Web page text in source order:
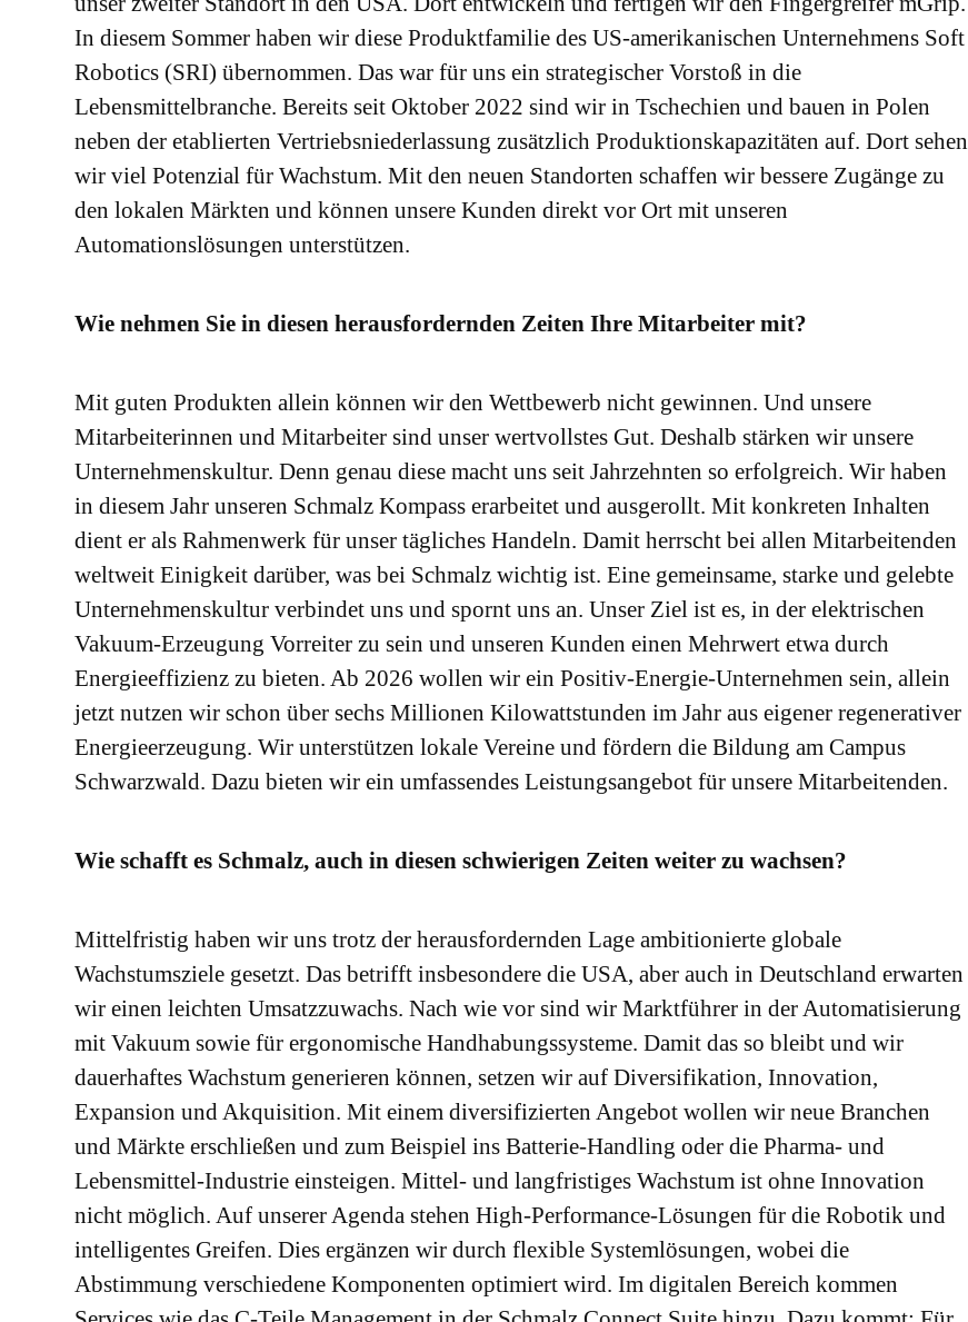
In diesem Sommer haben wir diese Produktfamilie des US-amerikanischen Unternehmens Soft
Robotics (SRI) übernommen. Das war für uns ein strategischer Vorstoß in die
Lebensmittelbranche. Bereits seit Oktober 2022 sind wir in Tschechien und bauen in Polen
neben der etablierten Vertriebsniederlassung zusätzlich Produktionskapazitäten auf. Dort sehen
wir viel Potenzial für Wachstum. Mit den neuen Standorten schaffen wir bessere Zugänge zu
den lokalen Märkten und können unsere Kunden direkt vor Ort mit unseren
Automationslösungen unterstützen.
Wie nehmen Sie in diesen herausfordernden Zeiten Ihre Mitarbeiter mit?
Mit guten Produkten allein können wir den Wettbewerb nicht gewinnen. Und unsere
Mitarbeiterinnen und Mitarbeiter sind unser wertvollstes Gut. Deshalb stärken wir unsere
Unternehmenskultur. Denn genau diese macht uns seit Jahrzehnten so erfolgreich. Wir haben
in diesem Jahr unseren Schmalz Kompass erarbeitet und ausgerollt. Mit konkreten Inhalten
dient er als Rahmenwerk für unser tägliches Handeln. Damit herrscht bei allen Mitarbeitenden
weltweit Einigkeit darüber, was bei Schmalz wichtig ist. Eine gemeinsame, starke und gelebte
Unternehmenskultur verbindet uns und spornt uns an. Unser Ziel ist es, in der elektrischen
Vakuum-Erzeugung Vorreiter zu sein und unseren Kunden einen Mehrwert etwa durch
Energieeffizienz zu bieten. Ab 2026 wollen wir ein Positiv-Energie-Unternehmen sein, allein
jetzt nutzen wir schon über sechs Millionen Kilowattstunden im Jahr aus eigener regenerativer
Energieerzeugung. Wir unterstützen lokale Vereine und fördern die Bildung am Campus
Schwarzwald. Dazu bieten wir ein umfassendes Leistungsangebot für unsere Mitarbeitenden.
Wie schafft es Schmalz, auch in diesen schwierigen Zeiten weiter zu wachsen?
Mittelfristig haben wir uns trotz der herausfordernden Lage ambitionierte globale
Wachstumsziele gesetzt. Das betrifft insbesondere die USA, aber auch in Deutschland erwarten
wir einen leichten Umsatzzuwachs. Nach wie vor sind wir Marktführer in der Automatisierung
mit Vakuum sowie für ergonomische Handhabungssysteme. Damit das so bleibt und wir
dauerhaftes Wachstum generieren können, setzen wir auf Diversifikation, Innovation,
Expansion und Akquisition. Mit einem diversifizierten Angebot wollen wir neue Branchen
und Märkte erschließen und zum Beispiel ins Batterie-Handling oder die Pharma- und
Lebensmittel-Industrie einsteigen. Mittel- und langfristiges Wachstum ist ohne Innovation
nicht möglich. Auf unserer Agenda stehen High-Performance-Lösungen für die Robotik und
intelligentes Greifen. Dies ergänzen wir durch flexible Systemlösungen, wobei die
Abstimmung verschiedene Komponenten optimiert wird. Im digitalen Bereich kommen